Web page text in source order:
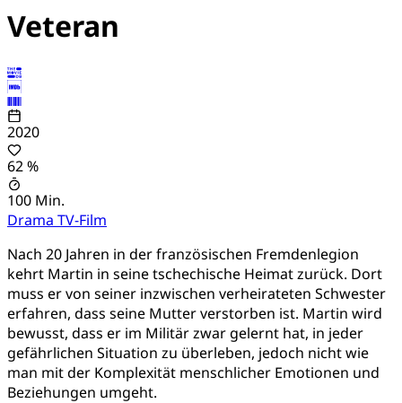
Veteran
2020
62 %
100 Min.
Drama TV-Film
Nach 20 Jahren in der französischen Fremdenlegion
kehrt Martin in seine tschechische Heimat zurück. Dort
muss er von seiner inzwischen verheirateten Schwester
erfahren, dass seine Mutter verstorben ist. Martin wird
bewusst, dass er im Militär zwar gelernt hat, in jeder
gefährlichen Situation zu überleben, jedoch nicht wie
man mit der Komplexität menschlicher Emotionen und
Beziehungen umgeht.